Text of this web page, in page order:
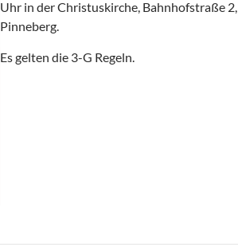
Uhr in der Christuskirche, Bahnhofstraße 2,
Pinneberg.
Es gelten die 3-G Regeln.